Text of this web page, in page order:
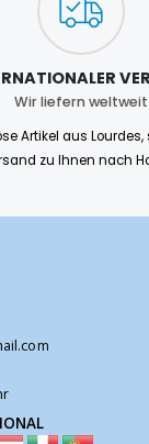
Wir liefern weltweit
Artikel aus
zu Ihnen nach